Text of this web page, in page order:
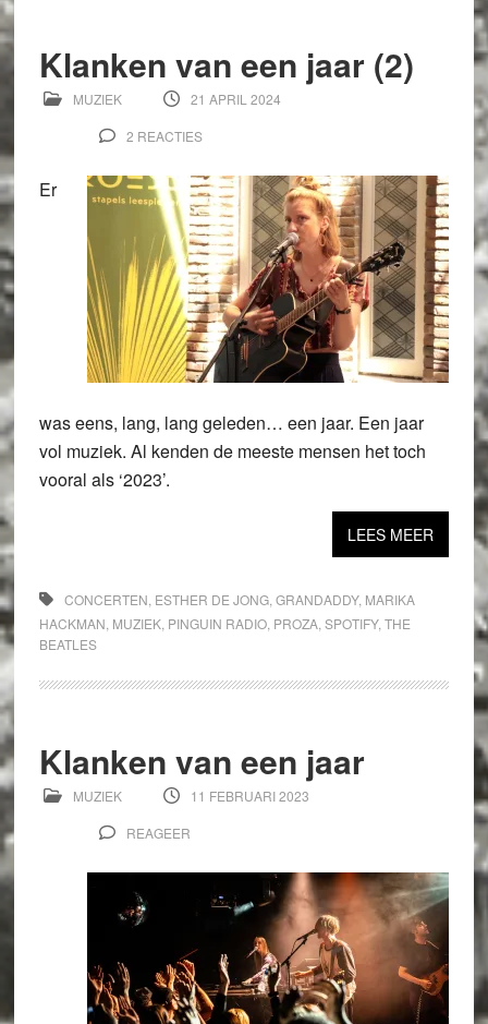
Klanken van een jaar (2)
MUZIEK
21 APRIL 2024
2 REACTIES
Er
was eens, lang, lang geleden… een jaar. Een jaar
vol muziek. Al kenden de meeste mensen het toch
vooral als ‘2023’.
LEES MEER
CONCERTEN ESTHER DE JONG, GRANDADDY, MARIKA
HACKMAN MUZIEK, PINGUIN RADIO, PROZA, SPOTIFY, THE
BEATLES
Klanken van een jaar
MUZIEK
11 FEBRUARI 2023
REAGEER